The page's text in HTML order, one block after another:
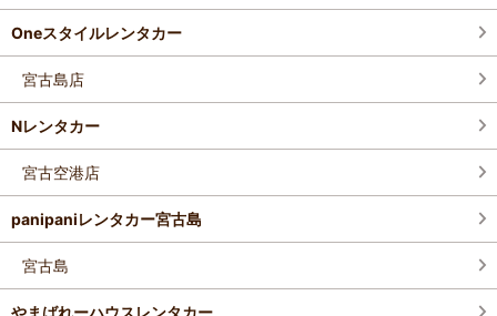
Oneスタイルレンタカー
宮古島店
Nレンタカー
宮古空港店
panipaniレンタカー宮古島
宮古島
やまばれーハウスレンタカー